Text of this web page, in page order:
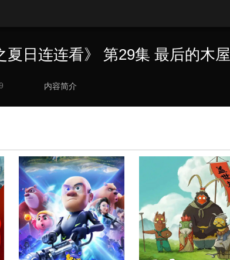
夏日连连看》 第29集 最后的木屋
内容简介